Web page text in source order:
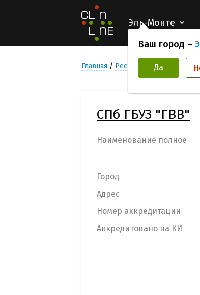
Эль-Монте
Ваш город –
Да
Главная Реестр Медицинских
СПб ГБУЗ "ГВВ"
Наименование полное
Город
Адрес
Номер аккредитации
Аккредитовано на КИ